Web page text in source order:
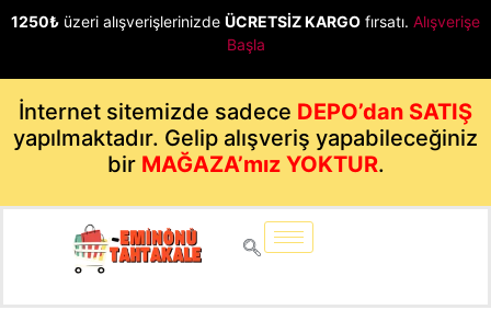
1250₺ üzeri alışverişlerinizde ÜCRETSİZ KARGO fırsatı. Alışverişe
Başla
İnternet sitemizde sadece DEPO’dan SATIŞ
yapılmaktadır. Gelip alışveriş yapabileceğiniz
bir MAĞAZA’mız YOKTUR.